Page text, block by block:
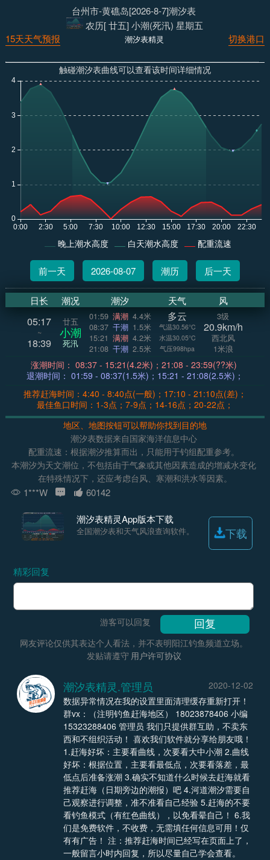
台州市-黄礁岛[2026-8-7]潮汐表
农历[ 廿五] 小潮(死汛) 星期五
切换港口
潮汐表精灵
15天天气预报
触碰潮汐表曲线可以查看该时间详细情况
晚上潮水高度 白天潮水高度 配重流速
前一天 2026-08-07 潮历 后一天
日长 潮况 潮汐 天气 风
05:17
~
18:39
廿五
小潮
死汛
01:59 满潮 4.4米
08:37 干潮 1.5米
15:21 满潮 4.2米
21:08 干潮 2.5米
多云
气温30.56°C
水温30.05°C
气压998hpa
3级
20.9km/h
西北风
1米浪
涨潮时间： 08:37 - 15:21(4.2米)；21:08 - 23:59(??米)
退潮时间： 01:59 - 08:37(1.5米)；15:21 - 21:08(2.5米)；
推荐赶海时间：4:40 - 8:40点(一般)；17:10 - 21:10点(差)；
最佳鱼口时间：1-3点；7-9点；14-16点；20-22点；
地区、地图按钮可以帮助你找到目的地
潮汐表数据来自国家海洋信息中心
配重流速：根据潮汐推算而出，只能用于钓组配重参考。
本潮汐为天文潮位，不包括由于气象或其他因素造成的增减水变化
在特殊情况下，还应考虑台风、寒潮和洪水等因素。
1***W 60142
潮汐表精灵App版本下载
全国潮汐表和天气风浪查询软件。 下载
精彩回复
游客可以回复
网友评论仅供其表达个人看法，并不表明阳江钓鱼频道立场。
发贴请遵守 用户许可协议
潮汐表精灵.管理员
2020-12-02
数据异常情况在我的设置里面清理缓存重新打开！
群vx：（注明钓鱼赶海地区） 18023878406 小编
15323288406 管理员 我们只提供群互助，不卖东
西和不组织活动！ 喜欢我们软件就分享给朋友哦！
1.赶海好坏：主要看曲线，次要看大中小潮 2.曲线
好坏：根据位置，主要看最低点，次要看落差，最
低点后准备涨潮 3.确实不知道什么时候去赶海就看
推荐赶海（日期旁边的潮报）吧 4.河道潮汐需要自
己观察进行调整，准不准看自己经验 5.赶海的不要
看钓鱼模式（有红色曲线），以免看晕自己！ 6.我
们是免费软件，不收费，无需填任何信息可用！仅
有有广告！ 注：推荐赶海时间已经写在页面上了，
一般留言小时内回复，所以尽量自己学会查看。